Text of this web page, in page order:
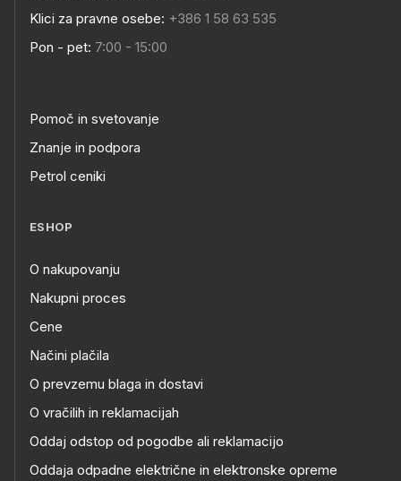
Klici za pravne osebe: +386 1 58 63 535
Pon - pet: 7:00 - 15:00
Pomoč in svetovanje
Znanje in podpora
Petrol ceniki
ESHOP
O nakupovanju
Nakupni proces
Cene
Načini plačila
O prevzemu blaga in dostavi
O vračilih in reklamacijah
Oddaj odstop od pogodbe ali reklamacijo
Oddaja odpadne električne in elektronske opreme